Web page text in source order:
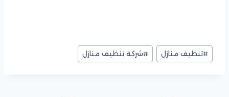
وسوم
المقال:
#تنظيف منازل #شركة تنظيف منازل